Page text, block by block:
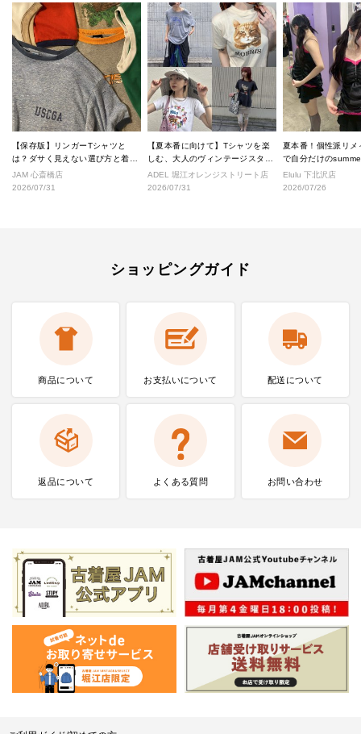
【保存版】リンガーTシャツと
は？ダサく見えない選び方と着こ
なし完全ガイド
JAM 心斎橋店
2026/07/31
【夏本番に向けて】Tシャツを楽
しむ、大人のヴィンテージスタイ
ル
ADEL 堀江オレンジストリート店
2026/07/31
夏本番！個性派リメ
で自分だけの
へ！
Elulu 下北沢店
2026/07/26
ショッピングガイド
商品について お支払いについて 配送について
返品について よくある質問 お問い合わせ